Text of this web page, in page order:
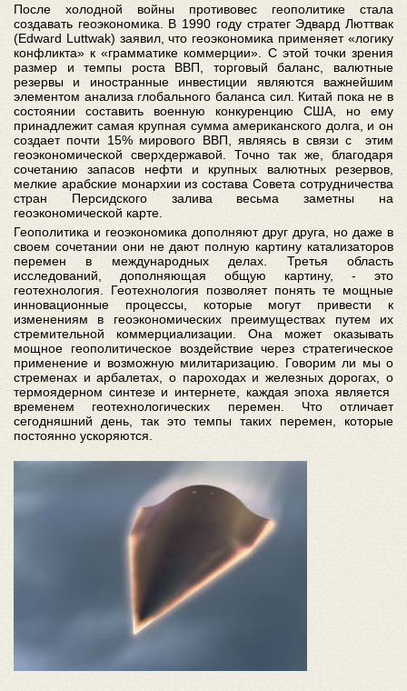
После холодной войны противовес геополитике стала
создавать геоэкономика. В 1990 году стратег Эдвард Люттвак
(Edward Luttwak) заявил, что геоэкономика применяет «логику
конфликта» к «грамматике коммерции». С этой точки зрения
размер и темпы роста ВВП, торговый баланс, валютные
резервы и иностранные инвестиции являются важнейшим
элементом анализа глобального баланса сил. Китай пока не в
состоянии составить военную конкуренцию США, но ему
принадлежит самая крупная сумма американского долга, и он
создает почти 15% мирового ВВП, являясь в связи с этим
геоэкономической сверхдержавой. Точно так же, благодаря
сочетанию запасов нефти и крупных валютных резервов,
мелкие арабские монархии из состава Совета сотрудничества
стран Персидского залива весьма заметны на
геоэкономической карте.
Геополитика и геоэкономика дополняют друг друга, но даже в
своем сочетании они не дают полную картину катализаторов
перемен в международных делах. Третья область
исследований, дополняющая общую картину, - это
геотехнология. Геотехнология позволяет понять те мощные
инновационные процессы, которые могут привести к
изменениям в геоэкономических преимуществах путем их
стремительной коммерциализации. Она может оказывать
мощное геополитическое воздействие через стратегическое
применение и возможную милитаризацию. Говорим ли мы о
стременах и арбалетах, о пароходах и железных дорогах, о
термоядерном синтезе и интернете, каждая эпоха является
временем геотехнологических перемен. Что отличает
сегодняшний день, так это темпы таких перемен, которые
постоянно ускоряются.